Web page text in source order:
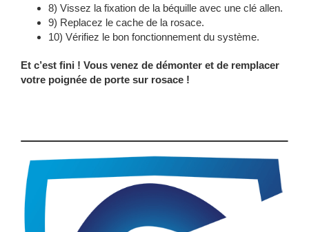
8) Vissez la fixation de la béquille avec une clé allen.
9) Replacez le cache de la rosace.
10) Vérifiez le bon fonctionnement du système.
Et c’est fini ! Vous venez de démonter et de remplacer
votre poignée de porte sur rosace !